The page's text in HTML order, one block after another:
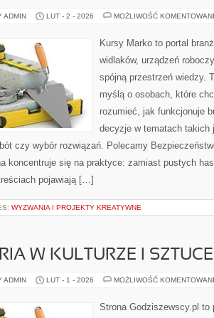
ADMIN LUT - 2 - 2026 MOŻLIWOŚĆ
Kursy Marko to portal
widlaków, urządzeń
spójną przestrzeń wiedzy.
myślą o osobach, które
rozumieć, jak funkcjonuje
decyzje w tematach takich
czy wybór rozwiązań. Polecamy
koncentruje się na praktyce: zamiast pustych
pojawiają […]
WYZWANIA I PROJEKTY KREATYWNE
W KULTURZE I SZTUCE
ADMIN LUT - 1 - 2026 MOŻLIWOŚĆ
Strona Godziszewscy.pl to